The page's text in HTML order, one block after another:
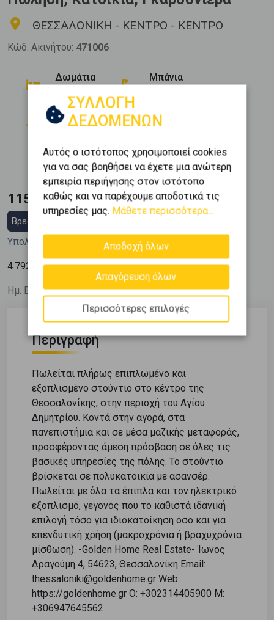
ΘΕΣΣΑΛΟΝΙΚΗ - ΚΕΝΤΡΟ - ΚΕΝΤΡΟ
Κώδ. Ακινήτου: 471006
Δωμάτια
Μπάνια
Όροφος
2 (2ος)
Εμβαδόν
24 m
Κατασκευή
1962
115.000 €
Βρες στεγαστικό δάνειο
Υπολόγισε τη δόση μου
4.792 € / m2
Ημ. Ενημέρωσης: 06/07/26
Περιγραφή
Πωλείται πλήρως επιπλωμένο και
εξοπλισμένο στούντιο στο κέντρο της
Θεσσαλονίκης, στην περιοχή του Αγίου
Δημητρίου. Κοντά στην αγορά, στα
πανεπιστήμια και σε μέσα μαζικής μεταφοράς,
προσφέροντας άμεση πρόσβαση σε όλες τις
βασικές υπηρεσίες της πόλης. Το στούντιο
βρίσκεται σε πολυκατοικία με ασανσέρ.
Πωλείται με όλα τα έπιπλα και τον ηλεκτρικό
εξοπλισμό, γεγονός που το καθιστά ιδανική
επιλογή τόσο για ιδιοκατοίκηση όσο και για
επενδυτική χρήση (μακροχρόνια ή βραχυχρόνια
μίσθωση). -Golden Home Real Estate- Ίωνος
Δραγούμη 4, 54623, Θεσσαλονίκη Email:
thessaloniki@goldenhome.gr Web:
https://goldenhome.gr O: +302314405900 M:
+306947645562
ΣΥΛΛΟΓΗ
ΔΕΔΟΜΕΝΩΝ
Αυτός ο ιστότοπος χρησιμοποιεί cookies
για να σας βοηθήσει να έχετε μια ανώτερη
εμπειρία περιήγησης στον ιστότοπο
καθώς και να παρέχουμε αποδοτικά τις
υπηρεσίες μας. Μάθετε περισσότερα...
Αποδοχή όλων
Απαγόρευση όλων
Περισσότερες επιλογές